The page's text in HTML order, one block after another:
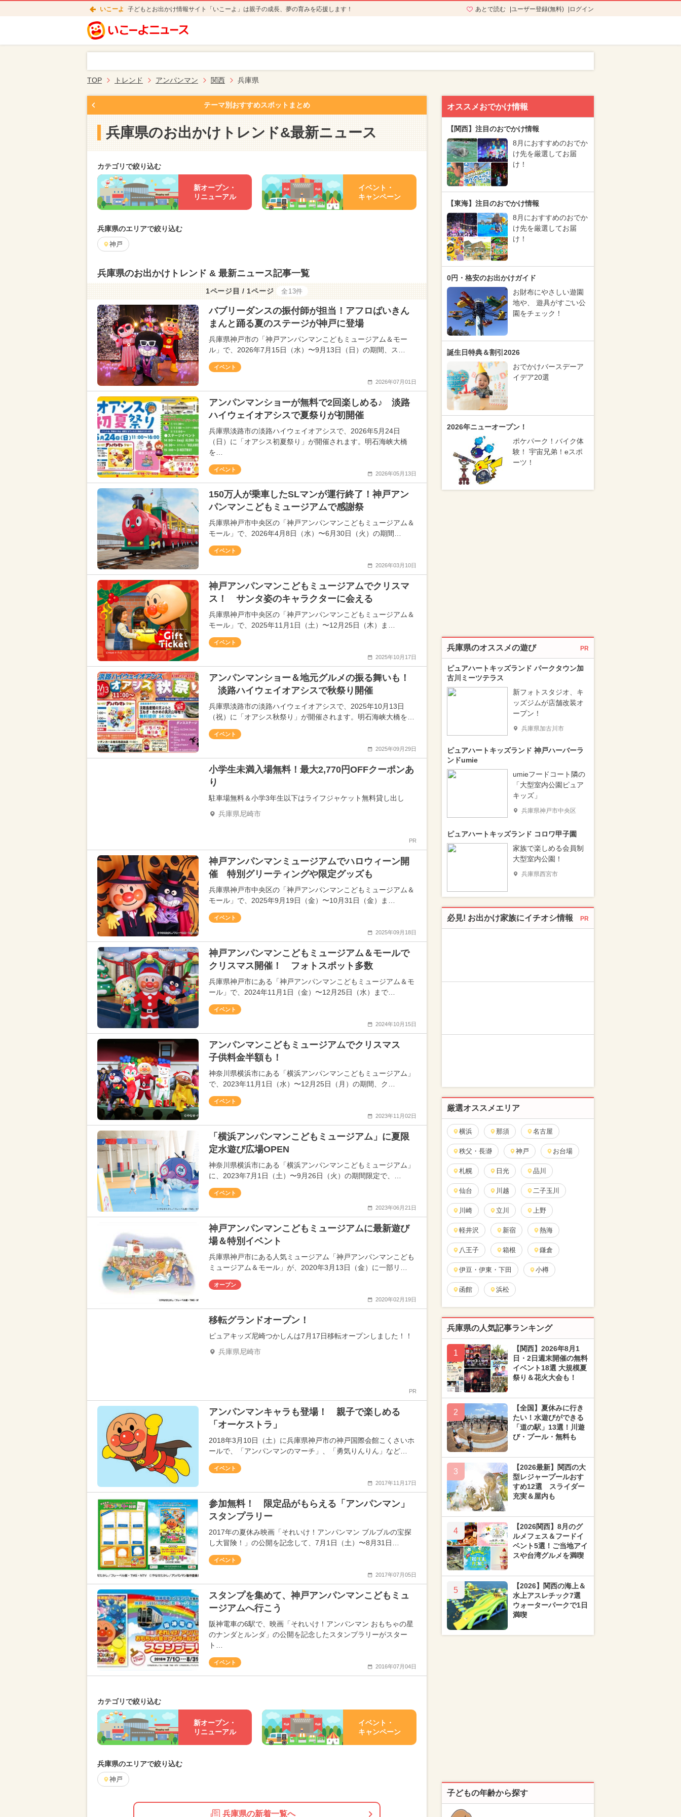
いこーよ 子どもとお出かけ情報サイト「いこーよ」は親子の成長、夢の育みを応援します！ あとで読む ユーザー登録(無料) ログイン
TOP トレンド アンパンマン 関西 兵庫県
テーマ別おすすめスポットまとめ
兵庫県のお出かけトレンド&最新ニュース
カテゴリで絞り込む
新オープン・
リニューアル
イベント・
キャンペーン
兵庫県のエリアで絞り込む
神戸
兵庫県のお出かけトレンド & 最新ニュース記事一覧
1ページ目 / 1ページ 全13件
バブリーダンスの振付師が担当！アフロばいきん
まんと踊る夏のステージが神戸に登場
兵庫県神戸市の「神戸アンパンマンこどもミュージアム＆モー
ル」で、2026年7月15日（水）〜9月13日（日）の期間、ス…
イベント
2026年07月01日
アンパンマンショーが無料で2回楽しめる♪ 淡路
ハイウェイオアシスで夏祭りが初開催
兵庫県淡路市の淡路ハイウェイオアシスで、2026年5月24日
（日）に「オアシス初夏祭り」が開催されます。明石海峡大橋
を…
イベント
2026年05月13日
150万人が乗車したSLマンが運行終了！神戸アン
パンマンこどもミュージアムで感謝祭
兵庫県神戸市中央区の「神戸アンパンマンこどもミュージアム＆
モール」で、2026年4月8日（水）〜6月30日（火）の期間…
イベント
2026年03月10日
神戸アンパンマンこどもミュージアムでクリスマ
ス！ サンタ姿のキャラクターに会える
兵庫県神戸市中央区の「神戸アンパンマンこどもミュージアム＆
モール」で、2025年11月1日（土）〜12月25日（木）ま…
イベント
2025年10月17日
アンパンマンショー＆地元グルメの振る舞いも！
淡路ハイウェイオアシスで秋祭り開催
兵庫県淡路市の淡路ハイウェイオアシスで、2025年10月13日
（祝）に「オアシス秋祭り」が開催されます。明石海峡大橋を…
イベント
2025年09月29日
小学生未満入場無料！最大2,770円OFFクーポンあ
り
駐車場無料＆小学3年生以下はライフジャケット無料貸し出し
兵庫県尼崎市
PR
神戸アンパンマンミュージアムでハロウィーン開
催 特別グリーティングや限定グッズも
兵庫県神戸市中央区の「神戸アンパンマンこどもミュージアム＆
モール」で、2025年9月19日（金）〜10月31日（金）ま…
イベント
2025年09月18日
神戸アンパンマンこどもミュージアム＆モールで
クリスマス開催！ フォトスポット多数
兵庫県神戸市にある「神戸アンパンマンこどもミュージアム＆モ
ール」で、2024年11月1日（金）〜12月25日（水）まで…
イベント
2024年10月15日
アンパンマンこどもミュージアムでクリスマス
子供料金半額も！
神奈川県横浜市にある「横浜アンパンマンこどもミュージアム」
で、2023年11月1日（水）〜12月25日（月）の期間、ク…
イベント
2023年11月02日
「横浜アンパンマンこどもミュージアム」に夏限
定水遊び広場OPEN
神奈川県横浜市にある「横浜アンパンマンこどもミュージアム」
に、2023年7月1日（土）〜9月26日（火）の期間限定で、…
イベント
2023年06月21日
神戸アンパンマンこどもミュージアムに最新遊び
場＆特別イベント
兵庫県神戸市にある人気ミュージアム「神戸アンパンマンこども
ミュージアム＆モール」が、2020年3月13日（金）に一部リ…
オープン
2020年02月19日
移転グランドオープン！
ピュアキッズ尼崎つかしんは7月17日移転オープンしました！！
兵庫県尼崎市
PR
アンパンマンキャラも登場！ 親子で楽しめる
「オーケストラ」
2018年3月10日（土）に兵庫県神戸市の神戸国際会館こくさいホ
ールで、「アンパンマンのマーチ」、「勇気りんりん」など…
イベント
2017年11月17日
参加無料！ 限定品がもらえる「アンパンマン」
スタンプラリー
2017年の夏休み映画「それいけ！アンパンマン ブルブルの宝探
し大冒険！」の公開を記念して、7月1日（土）〜8月31日…
イベント
2017年07月05日
スタンプを集めて、神戸アンパンマンこどもミュ
ージアムへ行こう
阪神電車の6駅で、映画「それいけ！アンパンマン おもちゃの星
のナンダとルンダ」の公開を記念したスタンプラリーがスター
ト…
イベント
2016年07月04日
カテゴリで絞り込む
新オープン・
リニューアル
イベント・
キャンペーン
兵庫県のエリアで絞り込む
神戸
兵庫県の新着一覧へ
オススメおでかけ情報
【関西】注目のおでかけ情報
8月におすすめのおでか
け先を厳選してお届
け！
【東海】注目のおでかけ情報
8月におすすめのおでか
け先を厳選してお届
け！
0円・格安のお出かけガイド
お財布にやさしい遊園
地や、 遊具がすごい公
園をチェック！
誕生日特典＆割引2026
おでかけバースデーア
イデア20選
2026年ニューオープン！
ポケパーク！バイク体
験！ 宇宙兄弟！eスポ
ーツ！
兵庫県のオススメの遊び PR
ピュアハートキッズランド パークタウン加
古川ミーツテラス
新フォトスタジオ、キ
ッズジムが店舗改装オ
ープン！
兵庫県加古川市
ピュアハートキッズランド 神戸ハーバーラ
ンドumie
umieフードコート隣の
「大型室内公園ピュア
キッズ」
兵庫県神戸市中央区
ピュアハートキッズランド コロワ甲子園
家族で楽しめる会員制
大型室内公園！
兵庫県西宮市
必見! お出かけ家族にイチオシ情報 PR
厳選オススメエリア
横浜 那須 名古屋
秩父・長瀞 神戸 お台場
札幌 日光 品川
仙台 川越 二子玉川
川崎 立川 上野
軽井沢 新宿 熱海
八王子 箱根 鎌倉
伊豆・伊東・下田 小樽
函館 浜松
兵庫県の人気記事ランキング
1
【関西】2026年8月1
日・2日週末開催の無料
イベント18選 大規模夏
祭り＆花火大会も！
2
【全国】夏休みに行き
たい！水遊びができる
「道の駅」13選！川遊
び・プール・無料も
3
【2026最新】関西の大
型レジャープールおす
すめ12選 スライダー
充実＆屋内も
4
【2026関西】8月のグ
ルメフェス＆フードイ
ベント5選！ご当地アイ
スや台湾グルメを満喫
5
【2026】関西の海上＆
水上アスレチック7選
ウォーターパークで1日
満喫
子どもの年齢から探す